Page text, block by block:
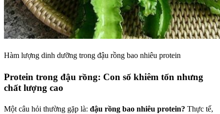
Hàm lượng dinh dưỡng trong đậu rồng bao nhiêu protein
Protein trong đậu rồng: Con số khiêm tốn nhưng
chất lượng cao
Một câu hỏi thường gặp là: đậu rồng bao nhiêu protein? Thực tế,